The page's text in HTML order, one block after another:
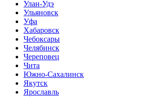
Улан-Удэ
Ульяновск
Уфа
Хабаровск
Чебоксары
Челябинск
Череповец
Чита
Южно-Сахалинск
Якутск
Ярославль